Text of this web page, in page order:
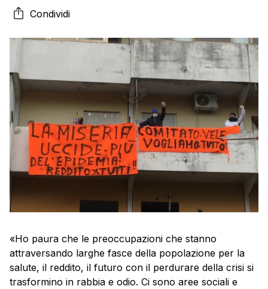
vivono in condizioni di marginalità e sulla soglia della
povertàCondividi
«Ho paura che le preoccupazioni che stanno
attraversando larghe fasce della popolazione per la
salute, il reddito, il futuro con il perdurare della crisi si
trasformino in rabbia e odio. Ci sono aree sociali e